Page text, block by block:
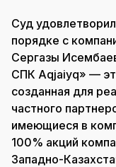
Суд
порядке с
Сергазы
СПК Aqjaiyq» —
созданная для
частного
имеющиеся в
100% акций
Западно-